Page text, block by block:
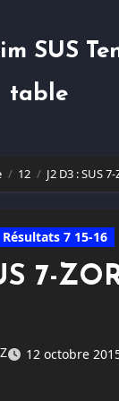
SUS
table
12 J2 D3 : SUS
Résultats 7 15-16
7-
12 octobre